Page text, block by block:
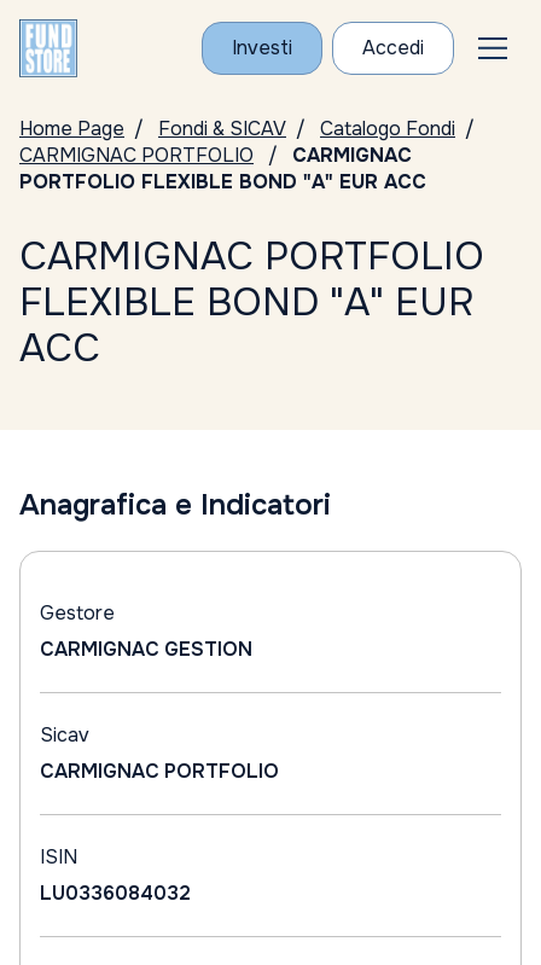
Investi Accedi
Home Page Fondi & SICAV
Catalogo Fondi
CARMIGNAC PORTFOLIO
CARMIGNAC
PORTFOLIO FLEXIBLE BOND "A" EUR ACC
CARMIGNAC PORTFOLIO
FLEXIBLE BOND "A" EUR
ACC
Anagrafica e Indicatori
Gestore
CARMIGNAC GESTION
Sicav
CARMIGNAC PORTFOLIO
ISIN
LU0336084032